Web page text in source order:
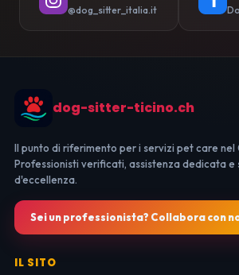
@dog_sitter_italia.it
dog-sitter-ticino.ch
Il punto di riferimento per i servizi pet care nel
Professionisti verificati, assistenza dedicata e
d'eccellenza.
Sei un professionista? Collabora con
IL SITO